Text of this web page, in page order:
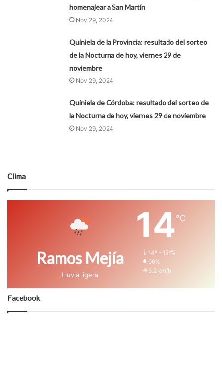
homenajear a San Martín
Nov 29, 2024
Quiniela de la Provincia: resultado del sorteo
de la Nocturna de hoy, viernes 29 de
noviembre
Nov 29, 2024
Quiniela de Córdoba: resultado del sorteo de
la Nocturna de hoy, viernes 29 de noviembre
Nov 29, 2024
Clima
Ramos Mejía
Lluvia ligera
14℃
14º - 15º%
96%
3.2 km/h
Facebook